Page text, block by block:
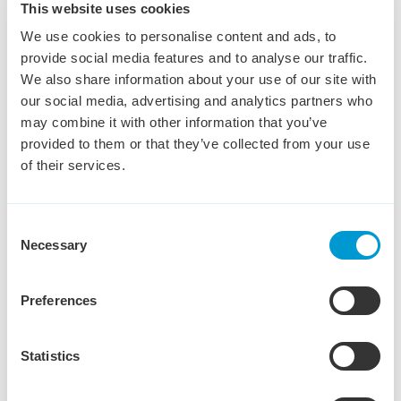
This website uses cookies
We use cookies to personalise content and ads, to
provide social media features and to analyse our traffic.
We also share information about your use of our site with
our social media, advertising and analytics partners who
may combine it with other information that you’ve
provided to them or that they’ve collected from your use
of their services.
Selection
Necessary
Preferences
Statistics
Administratief Medewerker
Debiteurenbeheer
Den Bosch € 3,200 - € 3,800 20 - 40 uur
Ben jij administratief sterk, houd je overzicht en weet je
precies hoe je openstaande facturen professioneel
opvolgt? Dan hebben wij een mooie uitdaging voor je!
Commercieel Binnendienst
medewerker
Wil jij een sleutelrol vervullen in het soepel laten